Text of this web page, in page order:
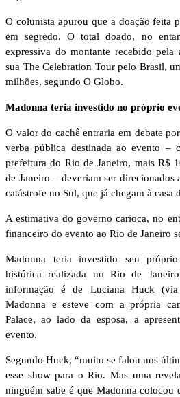
O colunista apurou que a doação feita
em segredo. O total doado, no
expressiva do montante recebido pela
sua The Celebration Tour pelo Brasil,
milhões, segundo O Globo.
Madonna teria investido no próprio
O valor do cachê entraria em debate
verba pública destinada ao evento –
prefeitura do Rio de Janeiro, mais R$
de Janeiro – deveriam ser
catástrofe no Sul, que já chegam à casa
A estimativa do governo carioca, no
financeiro do evento ao Rio de Janeiro
Madonna teria investido seu
histórica realizada no Rio de
informação é de Luciana Huck
Madonna e esteve com a própria
Palace, ao lado da esposa, a
evento.
Segundo Huck, “muito se falou nos
esse show para o Rio. Mas uma
ninguém sabe é que Madonna colocou